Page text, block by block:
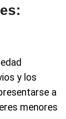
y los
a
menores